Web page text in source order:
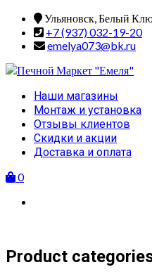
Skip
content
Ульяновск, Белый
+7 (937) 032-19-20
emelya073@bk.ru
Primary
Menu
Наши магазины
Монтаж и установка
Отзывы клиентов
Скидки и акции
Доставка и оплата
0
Product